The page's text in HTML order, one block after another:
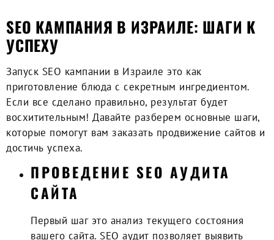
SEO КАМПАНИЯ В ИЗРАИЛЕ: ШАГИ К
УСПЕХУ
Запуск SEO кампании в Израиле это как
приготовление блюда с секретным ингредиентом.
Если все сделано правильно, результат будет
восхитительным! Давайте разберем основные шаги,
которые помогут вам заказать продвижение сайтов и
достичь успеха.
ПРОВЕДЕНИЕ SEO АУДИТА
САЙТА
Первый шаг это анализ текущего состояния
вашего сайта. SEO аудит позволяет выявить